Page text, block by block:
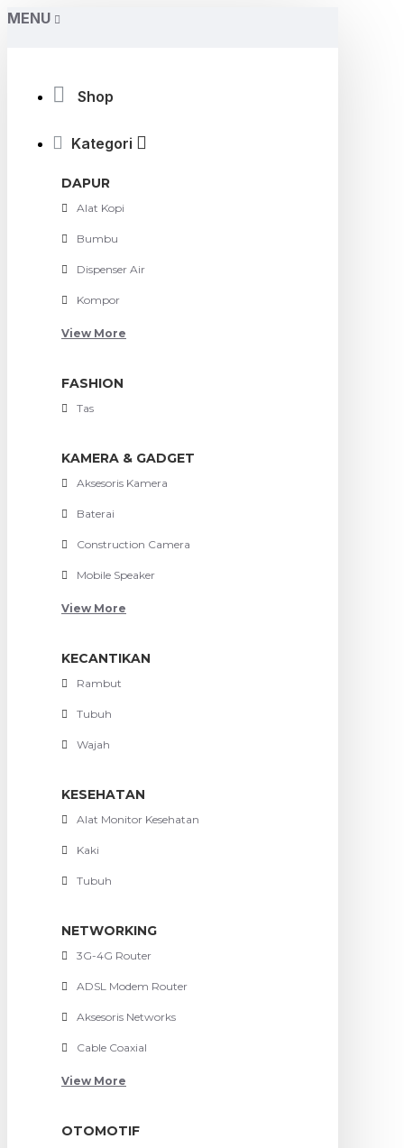
MENU
Shop
Kategori
DAPUR
Alat Kopi
Bumbu
Dispenser Air
Kompor
View More
FASHION
Tas
KAMERA & GADGET
Aksesoris Kamera
Baterai
Construction Camera
Mobile Speaker
View More
KECANTIKAN
Rambut
Tubuh
Wajah
KESEHATAN
Alat Monitor Kesehatan
Kaki
Tubuh
NETWORKING
3G-4G Router
ADSL Modem Router
Aksesoris Networks
Cable Coaxial
View More
OTOMOTIF